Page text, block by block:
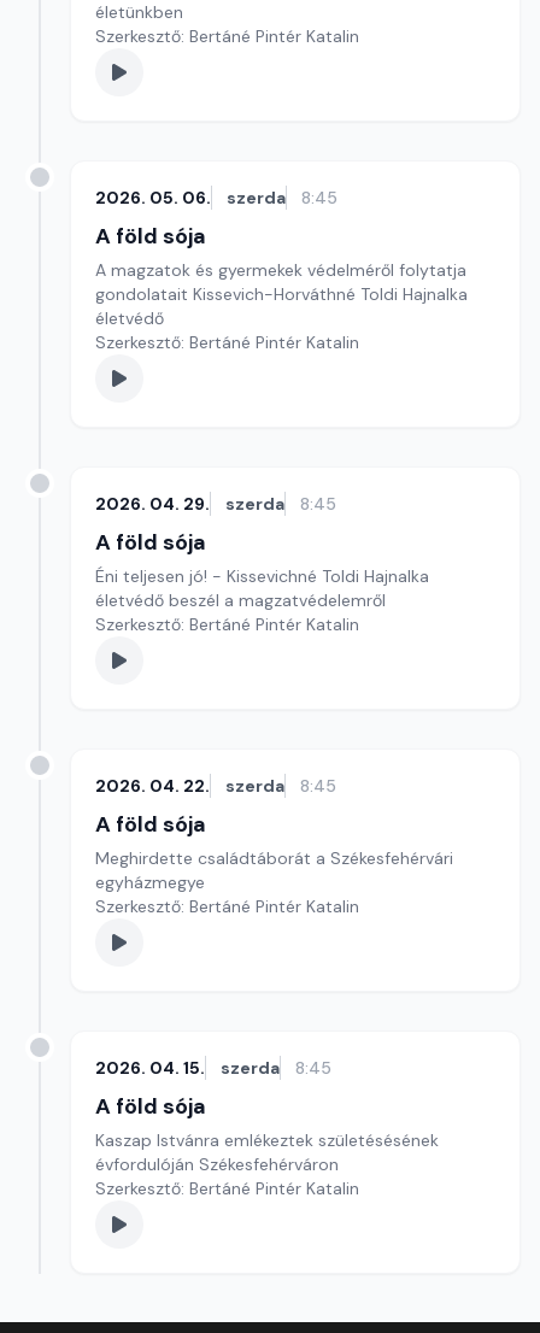
életünkben
Szerkesztő: Bertáné Pintér Katalin
2026. 05. 06. szerda 8:45
A föld sója
A magzatok és gyermekek védelméről folytatja
gondolatait Kissevich-Horváthné Toldi Hajnalka
életvédő
Szerkesztő: Bertáné Pintér Katalin
2026. 04. 29. szerda 8:45
A föld sója
Éni teljesen jó! - Kissevichné Toldi Hajnalka
életvédő beszél a magzatvédelemről
Szerkesztő: Bertáné Pintér Katalin
2026. 04. 22. szerda 8:45
A föld sója
Meghirdette családtáborát a Székesfehérvári
egyházmegye
Szerkesztő: Bertáné Pintér Katalin
2026. 04. 15. szerda 8:45
A föld sója
Kaszap Istvánra emlékeztek születésésének
évfordulóján Székesfehérváron
Szerkesztő: Bertáné Pintér Katalin